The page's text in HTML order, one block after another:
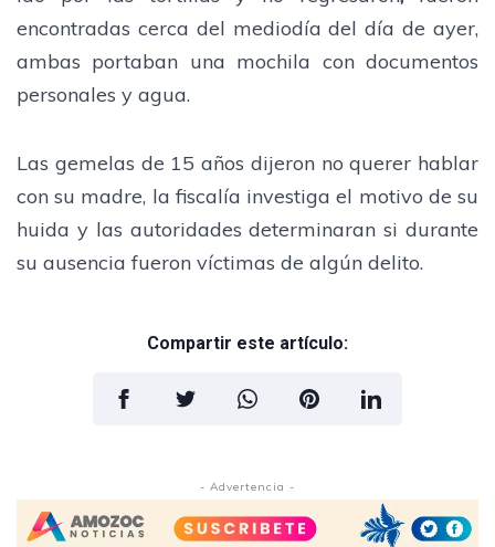
encontradas cerca del mediodía del día de ayer,
ambas portaban una mochila con documentos
personales y agua.
Las gemelas de 15 años dijeron no querer hablar
con su madre, la fiscalía investiga el motivo de su
huida y las autoridades determinaran si durante
su ausencia fueron víctimas de algún delito.
Compartir este artículo:
- Advertencia -